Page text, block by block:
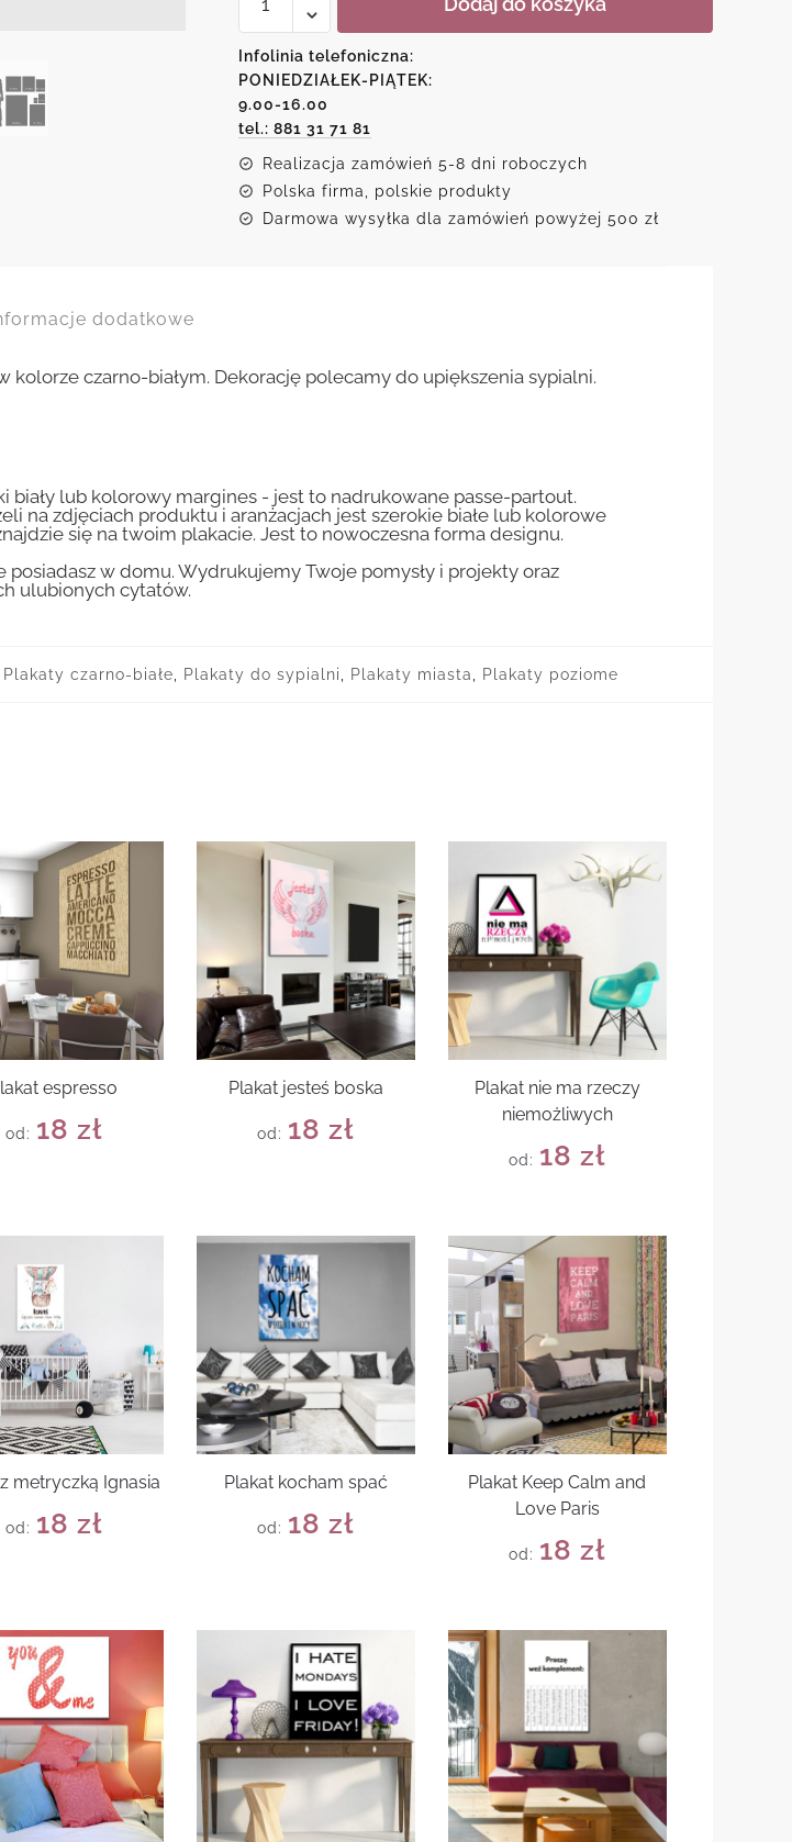
Plakat
mostu
brooklińskiego
Infolinia telefoniczna:
PONIEDZIAŁEK-PIĄTEK:
9.00-16.00
tel.: 881 31 71 81
Realizacja zamówień 5-8 dni roboczych
Polska firma, polskie produkty
Darmowa wysyłka dla zamówień powyżej 500 zł
dodatkowe
czarno-białym. Dekorację polecamy do upiększenia sypialni.
lub kolorowy margines - jest to nadrukowane passe-partout.
na zdjęciach produktu i aranżacjach jest szerokie białe lub kolorowe
się na twoim plakacie. Jest to nowoczesna forma designu.
w domu. Wydrukujemy Twoje pomysły i projekty oraz
ulubionych cytatów.
Plakaty czarno-białe Plakaty do sypialni Plakaty miasta Plakaty poziome
espresso
od: 18 zł
Plakat jesteś boska
od: 18zł
Plakat nie ma rzeczy
niemożliwych
od: 18zł
metryczką Ignasia
od: 18 zł
Plakat kocham spać
od: 18zł
Plakat Keep Calm and
Love Paris
od: 18zł